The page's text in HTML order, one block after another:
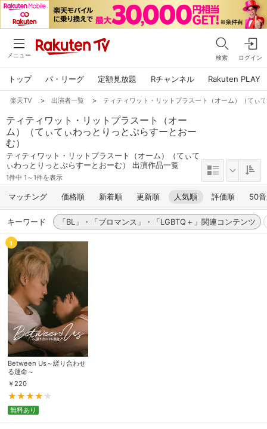
メニュー 検索 ログイン
トップ パ・リーグ 定額見放題 Rチャンネル Rakuten PLAY
楽天TV > 出演者一覧 > ティティワット・リットプラスート（オーム）（てぃ
ティティワット・リットプラスート（オー
ム）（てぃてぃわっとりっとぷらすーとおー
む）
ティティワット・リットプラスート（オーム）（てぃて
ぃわっとりっとぷらすーとおーむ） 出演作品一覧
1件中 1～1件を表示
マッチング 価格順 新着順 更新順 人気順 評価順 50
キーワード 「BL」・「ブロマンス」・「LGBTQ＋」関連コンテンツ
1
Between Us～縒り合わせ
る運命～
￥ 220
無料あり